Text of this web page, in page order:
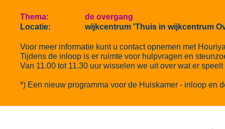
Thema: de overgang
Locatie: wijkcentrum 'Thuis in wijkcentrum
Voor meer informatie kunt u contact opnemen met
Tijdens de inloop is er ruimte voor hulpvragen en
Van 11.00 tot 11.30 uur wisselen we uit over wat er
*) Een nieuw programma voor de Huiskamer - inloop en